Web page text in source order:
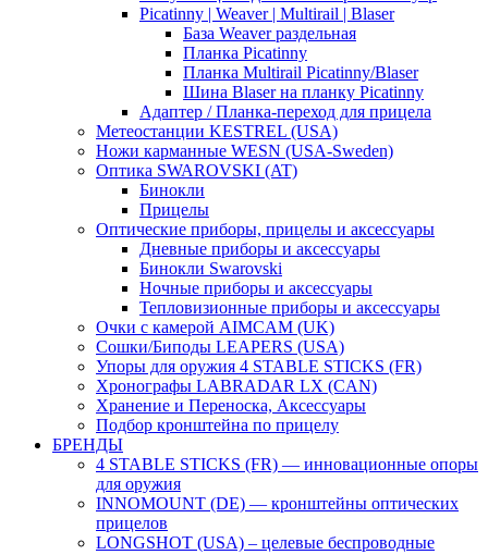
Picatinny | Weaver | Multirail | Blaser
База Weaver раздельная
Планка Picatinny
Планка Multirail Picatinny/Blaser
Шина Blaser на планку Picatinny
Адаптер / Планка-переход для прицела
Метеостанции KESTREL (USA)
Ножи карманные WESN (USA-Sweden)
Оптика SWAROVSKI (AT)
Бинокли
Прицелы
Оптические приборы, прицелы и аксессуары
Дневные приборы и аксессуары
Бинокли Swarovski
Ночные приборы и аксессуары
Тепловизионные приборы и аксессуары
Очки с камерой AIMCAM (UK)
Сошки/Биподы LEAPERS (USA)
Упоры для оружия 4 STABLE STICKS (FR)
Хронографы LABRADAR LX (CAN)
Хранение и Переноска, Аксессуары
Подбор кронштейна по прицелу
БРЕНДЫ
4 STABLE STICKS (FR) — инновационные опоры
для оружия
INNOMOUNT (DE) — кронштейны оптических
прицелов
LONGSHOT (USA) – целевые беспроводные